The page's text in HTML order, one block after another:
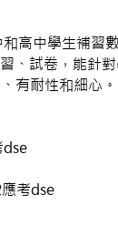
高中學生補習
、試卷，能針
有耐性和細心。
dse
考dse